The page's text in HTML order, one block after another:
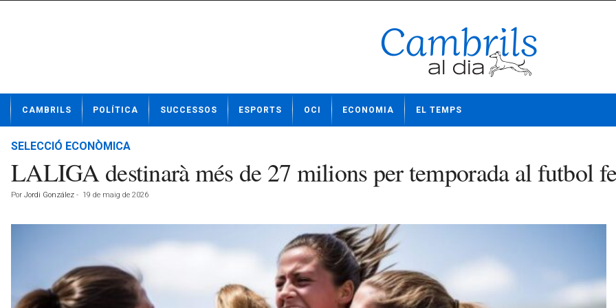
t
CAMBRILS POLÍTICA SUCCESSOS ESPORTS OCI ECONOMIA EL TEMPS
SELECCIÓ ECONÒMICA
LALIGA destinarà més de 27 milions per temporada al futbol
Por Jordi González - 19 de maig de 2026